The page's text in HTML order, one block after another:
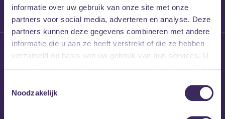
informatie over uw gebruik van onze site met onze
partners voor social media, adverteren en analyse. Deze
partners kunnen deze gegevens combineren met andere
informatie die u aan ze heeft verstrekt of die ze hebben
verzameld op basis van uw gebruik van hun services. U
Noodzakelijk
26 maart 2026
Willem’s Blog: High